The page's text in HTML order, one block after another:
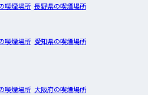
喫煙場所 長野県の喫煙場所
喫煙場所 愛知県の喫煙場所
喫煙場所 大阪府の喫煙場所